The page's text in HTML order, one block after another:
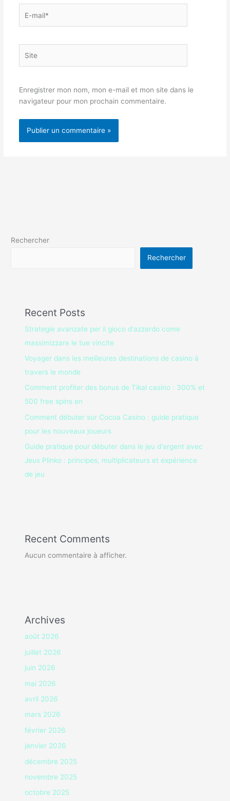
mail*
Enregistrer mon nom, mon e-mail et mon site dans le
navigateur pour mon prochain commentaire.
Rechercher
Rechercher
Recent Posts
Strategie avanzate per il gioco d'azzardo come
massimizzare le tue vincite
Voyager dans les meilleures destinations de casino à
travers le monde
Comment profiter des bonus de Tikal casino : 300% et
500 free spins en
Comment débuter sur Cocoa Casino : guide pratique
pour les nouveaux joueurs
Guide pratique pour débuter dans le jeu d'argent avec
Jeux Plinko : principes, multiplicateurs et expérience
de jeu
Recent Comments
Aucun commentaire à afficher.
Archives
août 2026
juillet 2026
juin 2026
mai 2026
avril 2026
mars 2026
février 2026
janvier 2026
décembre 2025
novembre 2025
octobre 2025